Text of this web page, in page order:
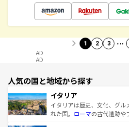
1 2 3 …
AD
AD
人気の国と地域から探す
イタリア
イタリアは歴史、文化、グ
れた国。 ローマの古代遺跡や